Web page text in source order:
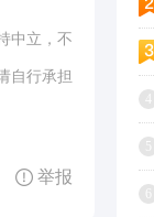
中立，不
自行承担
举报
5